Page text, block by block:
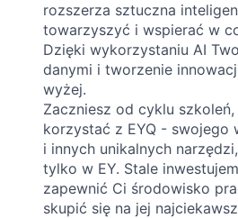
rozszerza sztuczna
towarzyszyć i wspierać w
Dzięki wykorzystaniu AI
danymi i tworzenie
wyżej.
Zaczniesz od cyklu
korzystać z EYQ - swojego
i innych unikalnych
tylko w EY. Stale
zapewnić Ci środowisko
skupić się na jej